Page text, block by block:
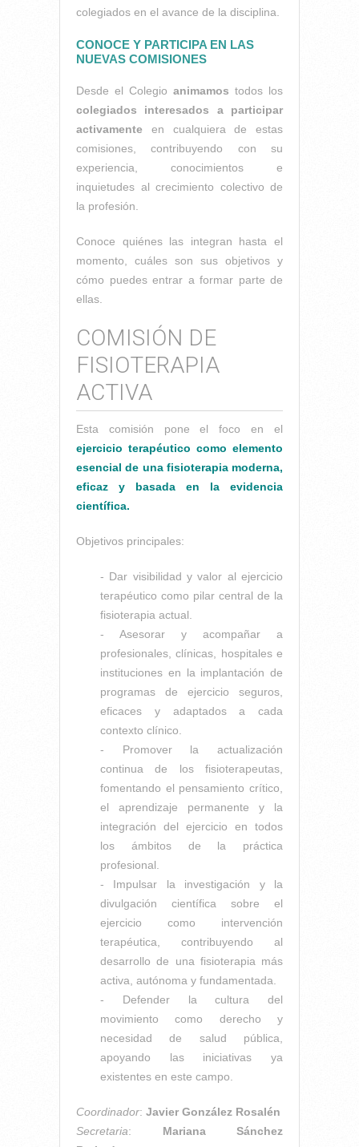
colegiados en el avance de la disciplina.
CONOCE Y PARTICIPA EN LAS
NUEVAS COMISIONES
Desde el Colegio animamos todos los
colegiados interesados a participar
activamente en cualquiera de estas
comisiones, contribuyendo con su
experiencia, conocimientos e
inquietudes al crecimiento colectivo de
la profesión.
Conoce quiénes las integran hasta el
momento, cuáles son sus objetivos y
cómo puedes entrar a formar parte de
ellas.
COMISIÓN DE
FISIOTERAPIA
ACTIVA
Esta comisión pone el foco en el
ejercicio terapéutico como elemento
esencial de una fisioterapia moderna,
eficaz y basada en la evidencia
científica.
Objetivos principales:
- Dar visibilidad y valor al ejercicio
terapéutico como pilar central de la
fisioterapia actual.
- Asesorar y acompañar a
profesionales, clínicas, hospitales e
instituciones en la implantación de
programas de ejercicio seguros,
eficaces y adaptados a cada
contexto clínico.
- Promover la actualización
continua de los fisioterapeutas,
fomentando el pensamiento crítico,
el aprendizaje permanente y la
integración del ejercicio en todos
los ámbitos de la práctica
profesional.
- Impulsar la investigación y la
divulgación científica sobre el
ejercicio como intervención
terapéutica, contribuyendo al
desarrollo de una fisioterapia más
activa, autónoma y fundamentada.
- Defender la cultura del
movimiento como derecho y
necesidad de salud pública,
apoyando las iniciativas ya
existentes en este campo.
Coordinador: Javier González Rosalén
Secretaria: Mariana Sánchez